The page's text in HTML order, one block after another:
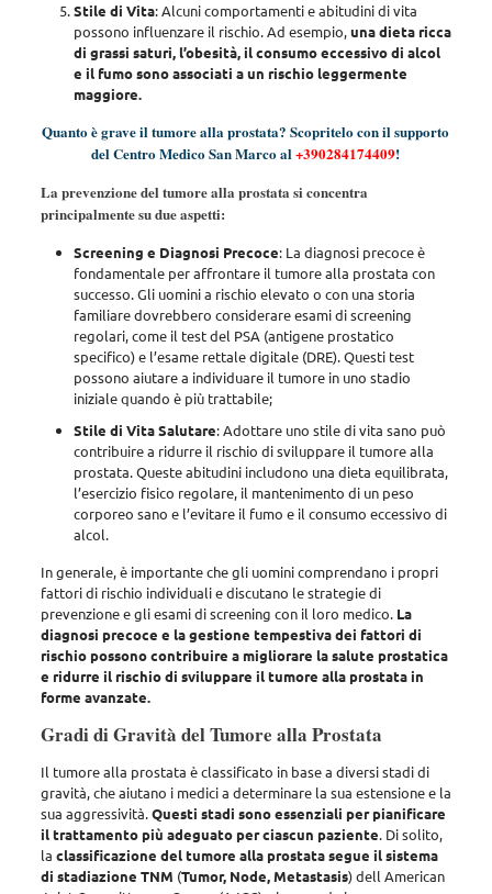
Stile di Vita: Alcuni comportamenti e abitudini di vita
possono influenzare il rischio. Ad esempio,una dieta ricca
di grassi saturi, l’obesità, il consumo eccessivo di alcol
e il fumo sono associati a un rischio leggermente
maggiore.
Quanto è grave il tumore alla prostata? Scopritelo con il supporto
del Centro Medico San Marco al+390284174409!
La prevenzione del tumore alla prostata si concentra
principalmente su due aspetti:
Screening e Diagnosi Precoce: La diagnosi precoce è
fondamentale per affrontare il tumore alla prostata con
successo. Gli uomini a rischio elevato o con una storia
familiare dovrebbero considerare esami di screening
regolari, come il test del PSA (antigene prostatico
specifico) e l’esame rettale digitale (DRE). Questi test
possono aiutare a individuare il tumore in uno stadio
iniziale quando è più trattabile;
Stile di Vita Salutare: Adottare uno stile di vita sano può
contribuire a ridurre il rischio di sviluppare il tumore alla
prostata. Queste abitudini includono una dieta equilibrata,
l’esercizio fisico regolare, il mantenimento di un peso
corporeo sano e l’evitare il fumo e il consumo eccessivo di
alcol.
In generale, è importante che gli uomini comprendano i propri
fattori di rischio individuali e discutano le strategie di
prevenzione e gli esami di screening con il loro medico.La
diagnosi precoce e la gestione tempestiva dei fattori di
rischio possono contribuire a migliorare la salute prostatica
e ridurre il rischio di sviluppare il tumore alla prostata in
forme avanzate.
Gradi di Gravità del Tumore alla Prostata
Il tumore alla prostata è classificato in base a diversi stadi di
gravità, che aiutano i medici a determinare la sua estensione e la
sua aggressività.Questi stadi sono essenziali per pianificare
il trattamento più adeguato per ciascun paziente. Di solito,
la classificazione del tumore alla prostata segue il sistema
di stadiazione TNM (Tumor, Node, Metastasis) dell American